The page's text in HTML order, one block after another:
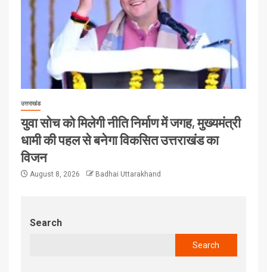
उत्तराखंड
युवा सोच को मिलेगी नीति निर्माण में जगह, मुख्यमंत्री
धामी की पहल से बनेगा विकसित उत्तराखंड का
विजन
August 8, 2026 Badhai Uttarakhand
Search
Search